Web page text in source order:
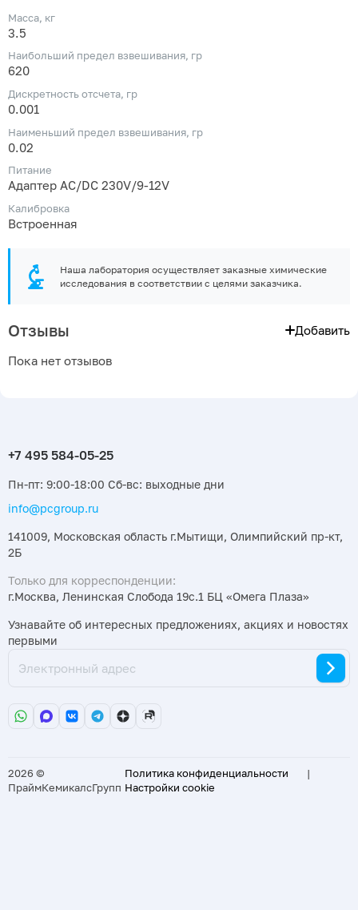
Масса, кг
3.5
Наибольший предел взвешивания, гр
620
Дискретность отсчета, гр
0.001
Наименьший предел взвешивания, гр
0.02
Питание
Адаптер AC/DC 230V/9-12V
Калибровка
Встроенная
Наша лаборатория осуществляет заказные химические
исследования в соответствии с целями заказчика.
Отзывы Добавить
Пока нет отзывов
Пн-пт: 9:00-18:00 Сб-вс: выходные дни
info@pcgroup.ru
141009, Московская область г.Мытищи, Олимпийский пр-кт,
2Б
Только для корреспонденции:
г.Москва, Ленинская Слобода 19с.1 БЦ «Омега Плаза»
Узнавайте об интересных предложениях, акциях и новостях
первыми
2026 ©
ПраймКемикалсГрупп
Политика конфиденциальности
|
Настройки cookie